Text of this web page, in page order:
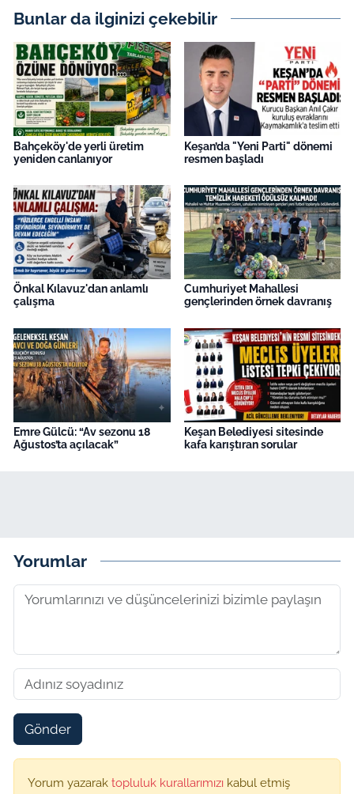
Bunlar da ilginizi çekebilir
Bahçeköy'de yerli üretim
yeniden canlanıyor
Keşan’da "Yeni Parti" dönemi
resmen başladı
Önkal Kılavuz'dan anlamlı
çalışma
Cumhuriyet Mahallesi
gençlerinden örnek davranış
Emre Gülcü: “Av sezonu 18
Ağustos’ta açılacak”
Keşan Belediyesi sitesinde
kafa karıştıran sorular
Yorumlar
Gönder
Yorum yazarak topluluk kurallarımızı kabul etmiş